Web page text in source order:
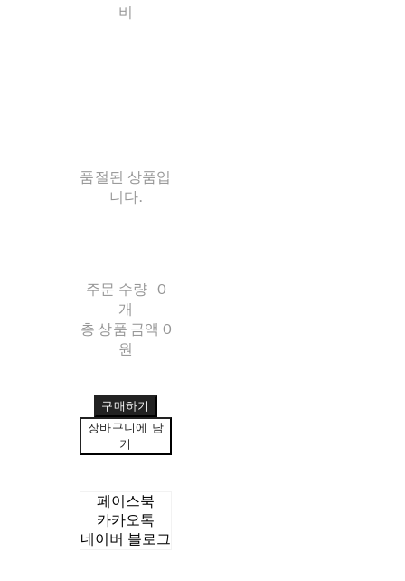
비
품절된 상품입
니다.
주문 수량 0
개
총 상품 금액 0
원
구매하기
장바구니에 담
기
페이스북
카카오톡
네이버 블로그